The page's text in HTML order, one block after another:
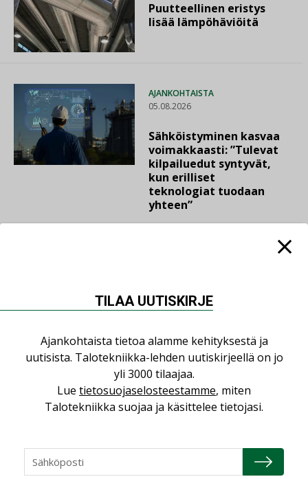
Puutteellinen eristys
lisää lämpöhäviöitä
AJANKOHTAISTA
05.08.2026
Sähköistyminen kasvaa
voimakkaasti: ”Tulevat
kilpailuedut syntyvät,
kun erilliset
teknologiat tuodaan
yhteen”
Kaivamattomat
menetelmät
asemansa taloyhtiöissä
Viikko
TILAA UUTISKIRJE
Ajankohtaista tietoa alamme kehityksestä ja
uutisista. Talotekniikka-lehden uutiskirjeellä on jo
yli 3000 tilaajaa.
Lue tietosuojaselosteestamme, miten
Talotekniikka suojaa ja käsittelee tietojasi.